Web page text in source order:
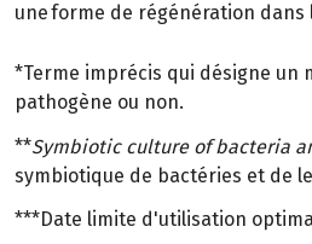
une forme de régénération dans
*Terme imprécis qui désigne un
pathogène ou non.
**Symbiotic culture of bacteria
symbiotique de bactéries et de
***Date limite d'utilisation